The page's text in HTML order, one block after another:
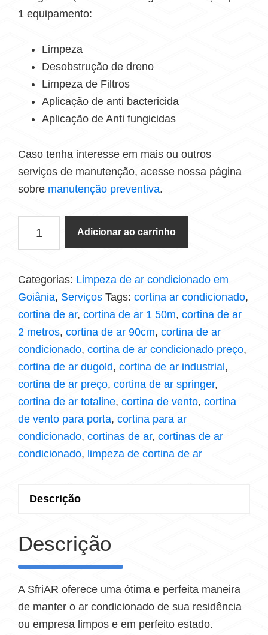
1 equipamento:
Limpeza
Desobstrução de dreno
Limpeza de Filtros
Aplicação de anti bactericida
Aplicação de Anti fungicidas
Caso tenha interesse em mais ou outros
serviços de manutenção, acesse nossa página
sobre manutenção preventiva.
Adicionar ao carrinho
Categorias: Limpeza de ar condicionado em
Goiânia, Serviços Tags: cortina ar condicionado,
cortina de ar, cortina de ar 1 50m, cortina de ar
2 metros, cortina de ar 90cm, cortina de ar
condicionado, cortina de ar condicionado preço,
cortina de ar dugold, cortina de ar industrial ,
cortina de ar preço, cortina de ar springer,
cortina de ar totaline, cortina de vento, cortina
de vento para porta, cortina para ar
condicionado, cortinas de ar, cortinas de ar
condicionado, limpeza de cortina de ar
Descrição
Descrição
A SfriAR oferece uma ótima e perfeita maneira
de manter o ar condicionado de sua residência
ou empresa limpos e em perfeito estado.